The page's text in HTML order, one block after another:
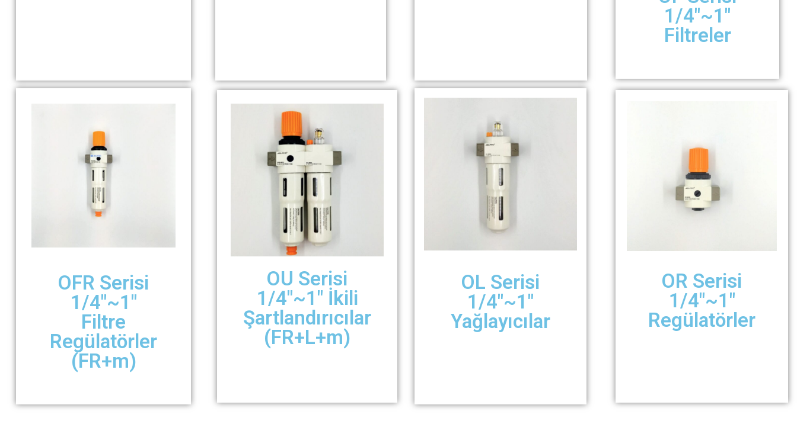
1/4″~1″
Filtreler
OFR Serisi
1/4″~1″
Filtre
Regülatörler
(FR+m)
OU Serisi
1/4″~1″ İkili
Şartlandırıcılar
(FR+L+m)
OL Serisi
1/4″~1″
Yağlayıcılar
OR Serisi
1/4″~1″
Regülatörler